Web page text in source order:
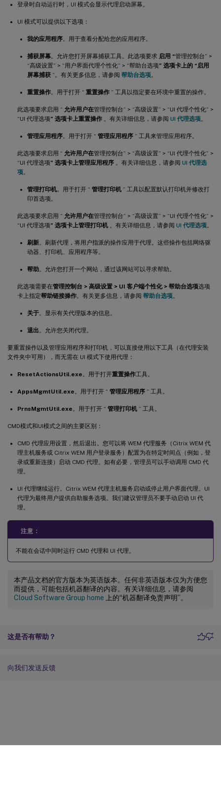
登录时自动运行时，UI 模式会显示代理启动屏幕。
UI 模式可以提供以下选项：
我的应用程序。用于查看分配给您的应用程序。
捕获屏幕。允许您打开屏幕捕获工具。此选项要求 启用 “管理控制台” >
“高级设置” > “用户界面代理个性化” > “帮助台选项” 选项卡上的 “启用
屏幕捕获 ”。有关更多信息，请参阅 帮助台选项。
重置操作。用于打开 “ 重置操作 ” 工具以指定要在环境中重置的操作。
此选项要求启用 “ 允许用户在管理控制台” > “高级设置” > “UI 代理个性化” >
“UI 代理选项” 选项卡上重置操作 。有关详细信息，请参阅 UI 代理选项。
管理应用程序。用于打开 “ 管理应用程序 ” 工具来管理应用程序。
此选项要求启用 “ 允许用户在管理控制台” > “高级设置” > “UI 代理个性化” >
“UI 代理选项” 选项卡上管理应用程序 。有关详细信息，请参阅 UI 代理选
项。
管理打印机。用于打开 “ 管理打印机 ” 工具以配置默认打印机并修改打
印首选项。
此选项要求启用 “ 允许用户在管理控制台” > “高级设置” > “UI 代理个性化” >
“UI 代理选项” 选项卡上管理打印机 。有关详细信息，请参阅 UI 代理选项。
刷新。刷新代理，将用户指派的操作应用于代理。这些操作包括网络驱
动器、打印机、应用程序等。
帮助。允许您打开一个网站，通过该网站可以寻求帮助。
此选项需要在管理控制台 > 高级设置 > UI 客户端个性化 > 帮助台选项选项
卡上指定帮助链接操作。有关更多信息，请参阅 帮助台选项。
关于。显示有关代理版本的信息。
退出 。允许您关闭代理。
要重置操作以及管理应用程序和打印机，可以直接使用以下工具（在代理安装
文件夹中可用），而无需在 UI 模式下使用代理：
ResetActionsUtil.exe 。用于打开重置操作工具。
AppsMgmtUtil.exe 。用于打开 “ 管理应用程序 ” 工具。
PrnsMgmtUtil.exe 。用于打开 “ 管理打印机 ” 工具。
CMD模式和UI模式之间的主要区别：
CMD 代理应用设置，然后退出。您可以将 WEM 代理服务（Citrix WEM 代
理主机服务或 Citrix WEM 用户登录服务）配置为在特定时间点（例如，登
录或重新连接）启动 CMD 代理。如有必要，管理员可以手动调用 CMD 代
理。
UI 代理继续运行。Citrix WEM 代理主机服务启动或停止用户界面代理。UI
代理为最终用户提供自助服务选项。我们建议管理员不要手动启动 UI 代
理。
注意：
不能在会话中同时运行 CMD 代理和 UI 代理。
本产品文档的官方版本为英语版本。任何非英语版本仅为方便您
而提供，可能包括机器翻译的内容。有关详细信息，请参阅
Cloud Software Group home 上的“机器翻译免责声明”。
这是否有帮助？
向我们发送反馈